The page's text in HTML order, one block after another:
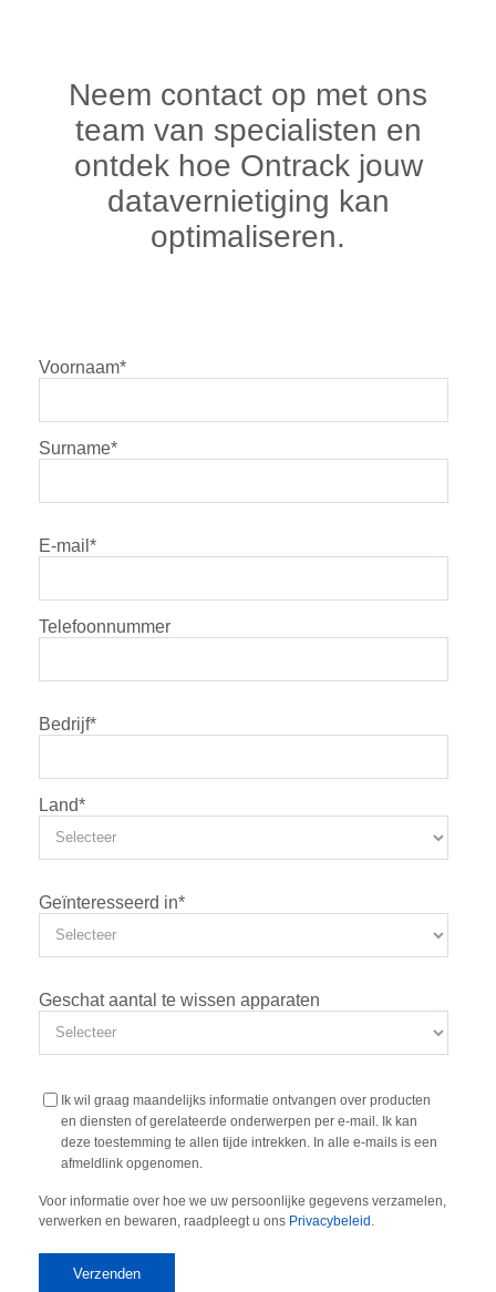
Neem contact op met ons
team van specialisten en
ontdek hoe Ontrack jouw
datavernietiging kan
optimaliseren.
Voornaam*
Surname*
E-mail *
Telefoonnummer
Bedrijf*
Land*
Geïnteresseerd in*
Geschat aantal te wissen apparaten
Ik wil graag maandelijks informatie ontvangen over producten
en diensten of gerelateerde onderwerpen per e-mail. Ik kan
deze toestemming te allen tijde intrekken. In alle e-mails is een
afmeldlink opgenomen.
Voor informatie over hoe we uw persoonlijke gegevens verzamelen,
verwerken en bewaren, raadpleegt u ons Privacybeleid.